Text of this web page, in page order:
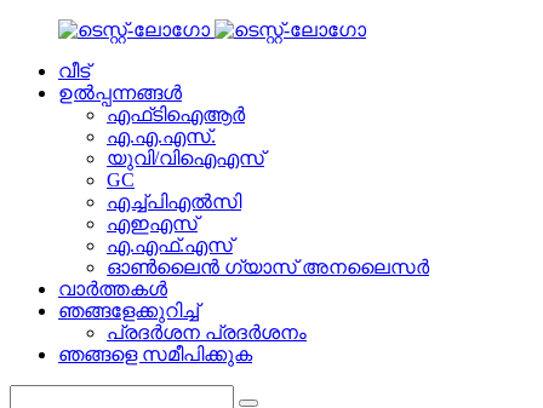
വീട്
ഉൽപ്പന്നങ്ങൾ
എഫ്‌ടി‌ഐ‌ആർ
എ.എ.എസ്.
യുവി/വിഐഎസ്
GC
എച്ച്പിഎൽസി
എഇഎസ്
എ.എഫ്.എസ്
ഓൺലൈൻ ഗ്യാസ് അനലൈസർ
വാർത്തകൾ
ഞങ്ങളേക്കുറിച്ച്
പ്രദർശന പ്രദർശനം
ഞങ്ങളെ സമീപിക്കുക